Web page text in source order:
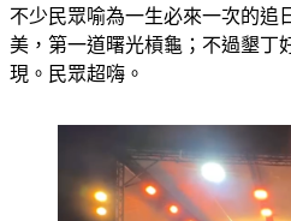
不少民眾喻為一生必來一次的追
美，第一道曙光槓龜；不過墾丁
現。民眾超嗨。